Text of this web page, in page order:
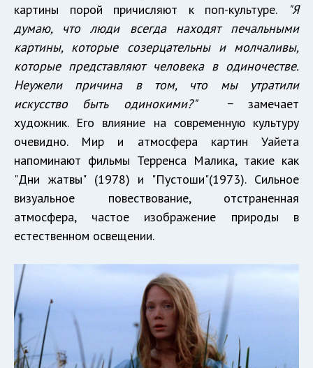
картины порой причисляют к поп-культуре.
"Я
думаю, что люди всегда находят печальными
картины, которые созерцательны и молчаливы,
которые представляют человека в одиночестве.
Неужели причина в том, что мы утратили
искусство быть одинокими?"− замечает
художник. Его влияние на современную культуру
очевидно. Мир и атмосфера картин Уайета
напоминают фильмы Терренса Малика, такие как
"Дни жатвы" (1978) и "Пустоши"(1973). Сильное
визуальное повествование, отстраненная
атмосфера, частое изображение природы в
естественном освещении.